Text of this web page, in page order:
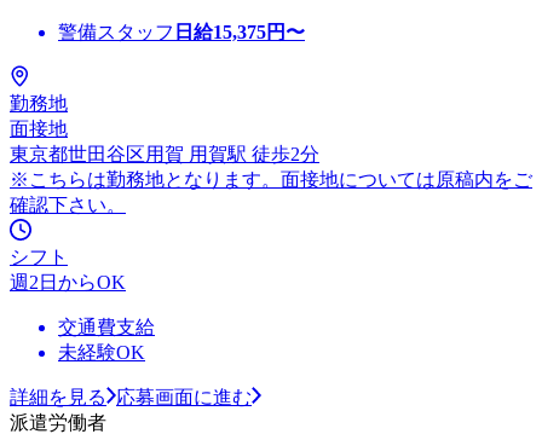
警備スタッフ 日給15,375円〜
勤務地
面接地
東京都世田谷区用賀 用賀駅 徒歩2分
※こちらは勤務地となります。面接地については原稿内をご
確認下さい。
シフト
週2日からOK
交通費支給
未経験OK
詳細を見る
応募画面に進む
派遣労働者